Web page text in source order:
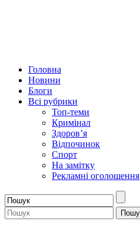
Головна
Новини
Блоги
Всі рубрики
Топ-теми
Кримінал
Здоров’я
Відпочинок
Спорт
На замітку
Рекламні оголошення